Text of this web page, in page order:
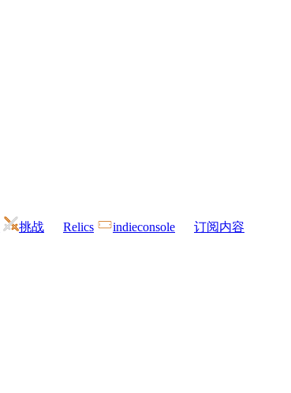
挑战 Relics indieconsole 订阅内容